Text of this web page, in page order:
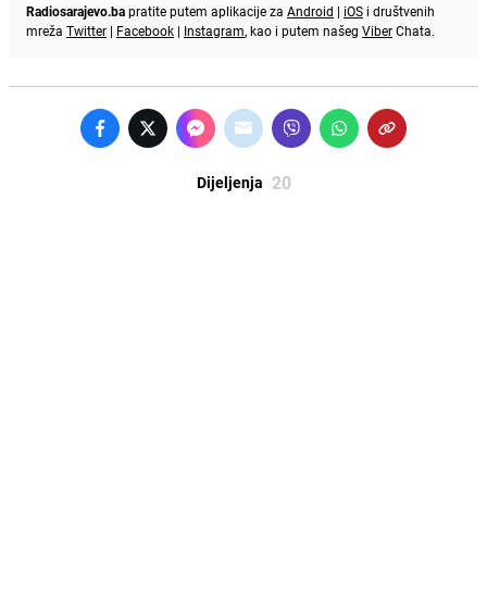
Radiosarajevo.bapratite putem aplikacije za Android | iOS i društvenih
mreža Twitter | Facebook | Instagram, kao i putem našeg ViberChata.
Dijeljenja 20